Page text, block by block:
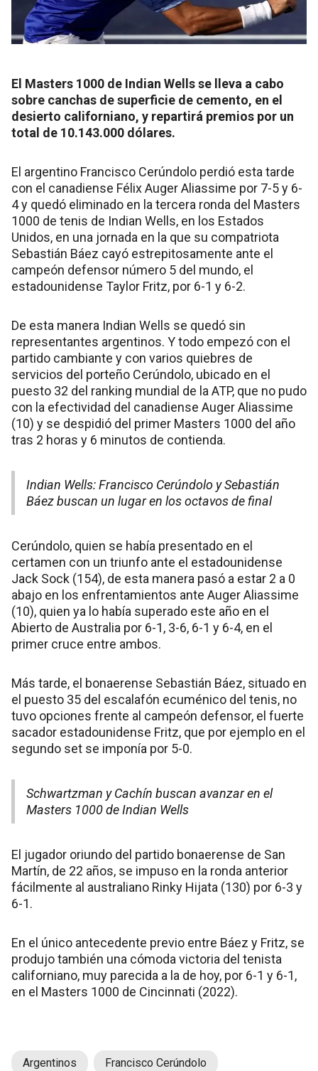
El Masters 1000 de Indian Wells se lleva a cabo
sobre canchas de superficie de cemento, en el
desierto californiano, y repartirá premios por un
total de 10.143.000 dólares.
El argentino Francisco Cerúndolo perdió esta tarde
con el canadiense Félix Auger Aliassime por 7-5 y 6-
4 y quedó eliminado en la tercera ronda del Masters
1000 de tenis de Indian Wells, en los Estados
Unidos, en una jornada en la que su compatriota
Sebastián Báez cayó estrepitosamente ante el
campeón defensor número 5 del mundo, el
estadounidense Taylor Fritz, por 6-1 y 6-2.
De esta manera Indian Wells se quedó sin
representantes argentinos. Y todo empezó con el
partido cambiante y con varios quiebres de
servicios del porteño Cerúndolo, ubicado en el
puesto 32 del ranking mundial de la ATP, que no pudo
con la efectividad del canadiense Auger Aliassime
(10) y se despidió del primer Masters 1000 del año
tras 2 horas y 6 minutos de contienda.
Indian Wells: Francisco Cerúndolo y Sebastián
Báez buscan un lugar en los octavos de final
Cerúndolo, quien se había presentado en el
certamen con un triunfo ante el estadounidense
Jack Sock (154), de esta manera pasó a estar 2 a 0
abajo en los enfrentamientos ante Auger Aliassime
(10), quien ya lo había superado este año en el
Abierto de Australia por 6-1, 3-6, 6-1 y 6-4, en el
primer cruce entre ambos.
Más tarde, el bonaerense Sebastián Báez, situado en
el puesto 35 del escalafón ecuménico del tenis, no
tuvo opciones frente al campeón defensor, el fuerte
sacador estadounidense Fritz, que por ejemplo en el
segundo set se imponía por 5-0.
Schwartzman y Cachín buscan avanzar en el
Masters 1000 de Indian Wells
El jugador oriundo del partido bonaerense de San
Martín, de 22 años, se impuso en la ronda anterior
fácilmente al australiano Rinky Hijata (130) por 6-3 y
6-1.
En el único antecedente previo entre Báez y Fritz, se
produjo también una cómoda victoria del tenista
californiano, muy parecida a la de hoy, por 6-1 y 6-1,
en el Masters 1000 de Cincinnati (2022).
Argentinos Francisco Cerúndolo